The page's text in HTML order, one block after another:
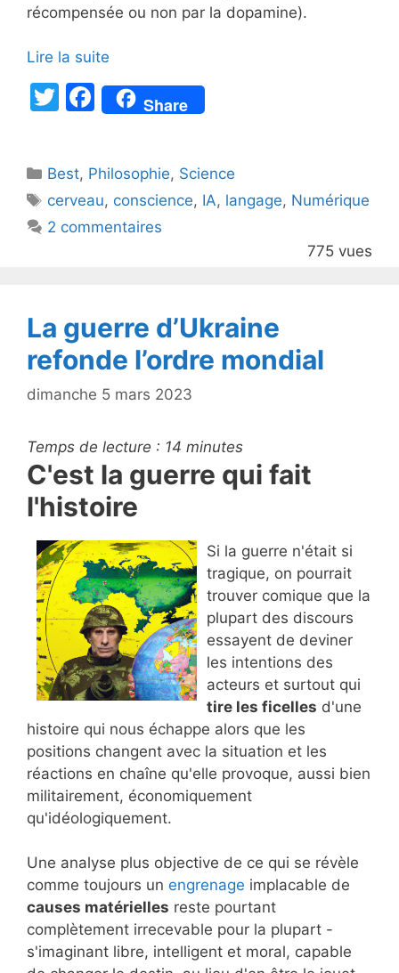
récompensée ou non par la dopamine).
Lire la suite
T
er
F
a
e
b
o
Share
Catégories
Best, Philosophie, Science
Étiquettes
cerveau, conscience, IA, langage, Numérique
2 commentaires
775 vues
La guerre d’Ukraine
refonde l’ordre mondial
dimanche 5 mars 2023
Temps de lecture : 14 minutes
C'est la guerre qui fait
l'histoire
Si la guerre n'était si
tragique, on pourrait
trouver comique que la
plupart des discours
essayent de deviner
les intentions des
acteurs et surtout qui
tire les ficelles d'une
histoire qui nous échappe alors que les
positions changent avec la situation et les
réactions en chaîne qu'elle provoque, aussi bien
militairement, économiquement
qu'idéologiquement.
Une analyse plus objective de ce qui se révèle
comme toujours un engrenage implacable de
causes matérielles reste pourtant
complètement irrecevable pour la plupart -
s'imaginant libre, intelligent et moral, capable